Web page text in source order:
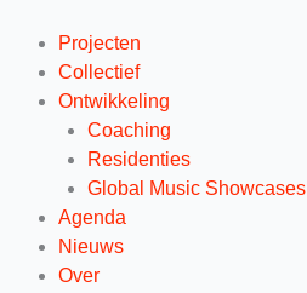
inhoud
Projecten
Collectief
Ontwikkeling
Coaching
Residenties
Global Music Showcases
Agenda
Nieuws
Over